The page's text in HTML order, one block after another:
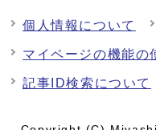
個人情報について
マイページの機能の
記事ID検索について